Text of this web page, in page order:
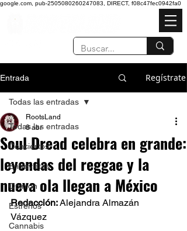
google.com, pub-2505080260247083, DIRECT, f08c47fec0942fa0
Entrada Regístrate
Todas las entradas
Conciertos
Entrevistas
Opinión
Estrenos
Cannabis
Todas las entradas
Soul Dread celebra en grande:
leyendas del reggae y la
nueva ola llegan a México
RootsLand
8 abr
Redacción: Alejandra Almazán
Vázquez